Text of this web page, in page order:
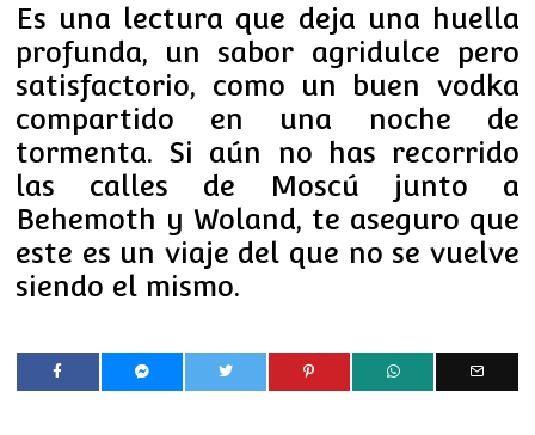
Es una lectura que deja una huella
profunda, un sabor agridulce pero
satisfactorio, como un buen vodka
compartido en una noche de
tormenta. Si aún no has recorrido
las calles de Moscú junto a
Behemoth y Woland, te aseguro que
este es un viaje del que no se vuelve
siendo el mismo.